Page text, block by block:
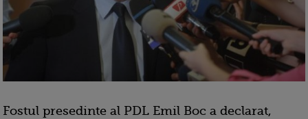
Fostul presedinte al PDL Emil Boc a declarat,